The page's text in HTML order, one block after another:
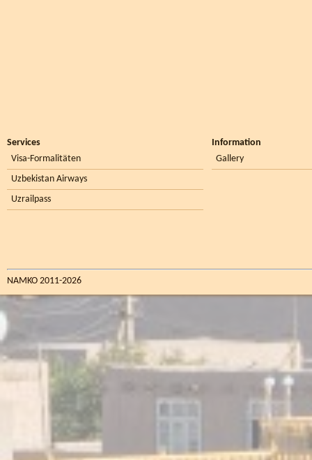
Services
Visa-Formalitäten
Uzbekistan Airways
Uzrailpass
Information
Gallery
NAMKO 2011-2026